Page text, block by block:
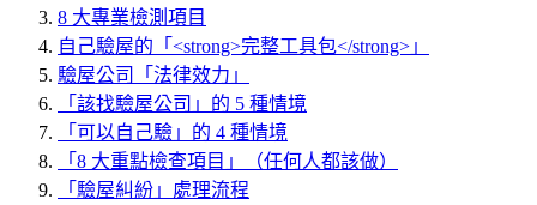
8 大專業檢測項目
自己驗屋的「<strong>完整工具包</strong>」
驗屋公司「法律效力」
「該找驗屋公司」的 5 種情境
「可以自己驗」的 4 種情境
「8 大重點檢查項目」（任何人都該做）
「驗屋糾紛」處理流程